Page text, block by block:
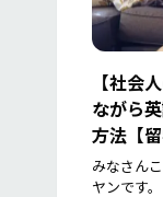
【社会
ながら
方法【
みなさん
ヤンです